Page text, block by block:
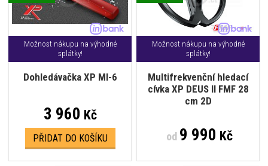
Možnost nákupu na výhodné
splátky!
Dohledávačka XP MI-6
3 960 Kč
PŘIDAT DO KOŠÍKU
Možnost nákupu na výhodné
splátky!
Multifrekvenční hledací
cívka XP DEUS II FMF 28
cm 2D
od9 990 Kč